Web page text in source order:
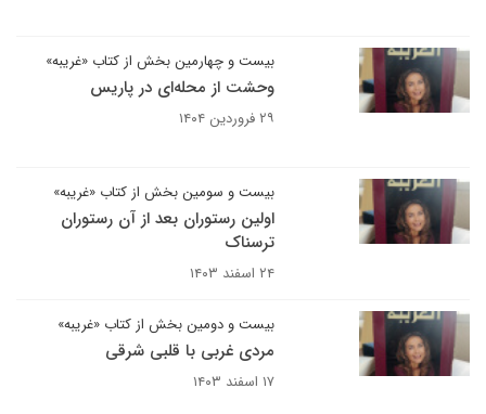
بیست و چهارمین بخش از کتاب «غریبه»
وحشت از محله‌ای در پاریس
۲۹ فروردین ۱۴۰۴
بیست و سومین بخش از کتاب «غریبه»
اولین رستوران بعد از آن رستوران
ترسناک
۲۴ اسفند ۱۴۰۳
بیست و دومین بخش از کتاب «غریبه»
مردی غربی با قلبی شرقی
۱۷ اسفند ۱۴۰۳